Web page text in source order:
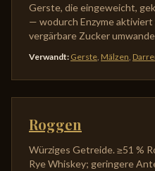
Gerste, die eingeweicht,
— wodurch Enzyme aktiviert
vergärbare Zucker
Verwandt: Gerste, Mälzen,
Roggen
Würziges Getreide. ≥51 %
Rye Whiskey; geringere